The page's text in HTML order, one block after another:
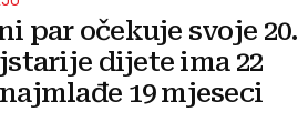
par očekuje svoje 20.
dijete ima 22
19 mjeseci